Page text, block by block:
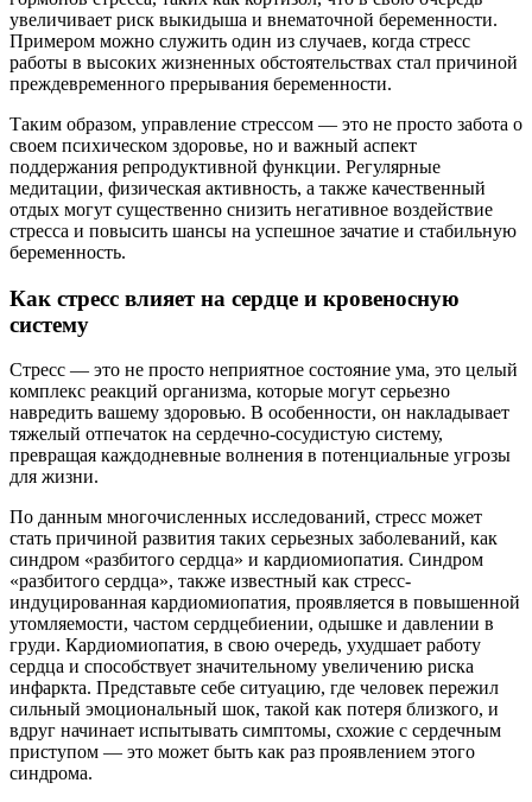
увеличивает риск выкидыша и внематочной беременности.
Примером можно служить один из случаев, когда стресс
рабoты в высоких жизненных обстоятельствах стал причиной
преждевременного прерывания беременности.
Таким образом, управление стрессом — это не просто забота о
своем психическом здоровье, но и важный аспект
поддержания репродуктивной функции. Регулярные
медитации, физическая активность, а также качественный
отдых могут существенно снизить негативное воздействие
стресса и повысить шансы на успешное зачатие и стабильную
беременность.
Как стресс влияет на сердце и кровеносную
систему
Стресс — это не просто неприятное состояние ума, это целый
комплекс реакций организма, которые могут серьезно
навредить вашему здоровью. В особенности, он накладывает
тяжелый отпечаток на сердечно-сосудистую систему,
превращая каждодневные волнения в потенциальные угрозы
для жизни.
По данным многочисленных исследований, стресс может
стать причиной развития таких серьезных заболеваний, как
синдром «разбитого сердца» и кардиомиопатия. Синдром
«разбитого сердца», также известный как стресс-
индуцированная кардиомиопатия, проявляется в повышенной
утомляемости, частом сердцебиении, одышке и давлении в
груди. Кардиомиопатия, в свою очередь, ухудшает работу
сердца и способствует значительному увеличению риска
инфаркта. Представьте себе ситуацию, где человек пережил
сильный эмоциональный шок, такой как потеря близкого, и
вдруг начинает испытывать симптомы, схожие с сердечным
приступом — это может быть как раз проявлением этого
синдрома.